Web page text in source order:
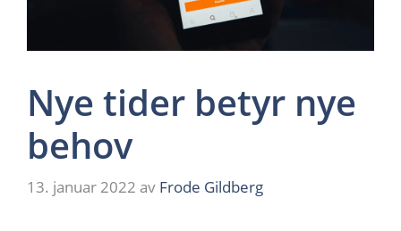
Nye tider betyr nye
behov
13. januar 2022 av Frode Gildberg